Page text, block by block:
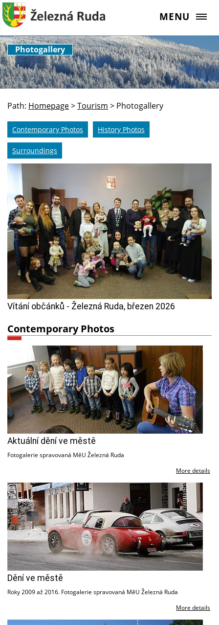
MENU
Photogallery
Path: Homepage>Tourism > Photogallery
Contemporary Photos History Photos
Surroundings
Vítání občánků - Železná Ruda, březen 2026
Contemporary Photos
Aktuální dění ve městě
Fotogalerie spravovaná MěU Železná Ruda
More details
Dění ve městě
Roky 2009 až 2016. Fotogalerie spravovaná MěU Železná Ruda
More details